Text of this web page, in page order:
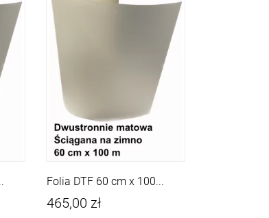
Folia DTF 60 cm x 100...
Cena
465,00 zł